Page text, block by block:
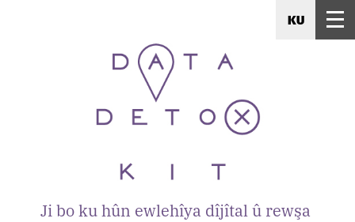
KU
Ji bo ku hûn ewlehîya dîjîtal û rewşa